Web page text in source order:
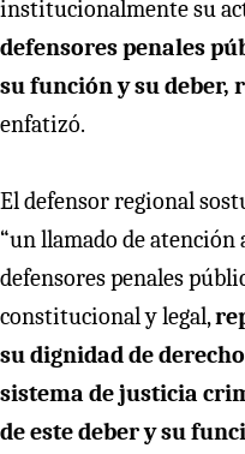
institucionalmente su
defensores penales
su función y su deber,
enfatizó.
El defensor regional
“un llamado de atención
defensores penales
constitucional y legal,
su dignidad de
sistema de justicia
de este deber y su